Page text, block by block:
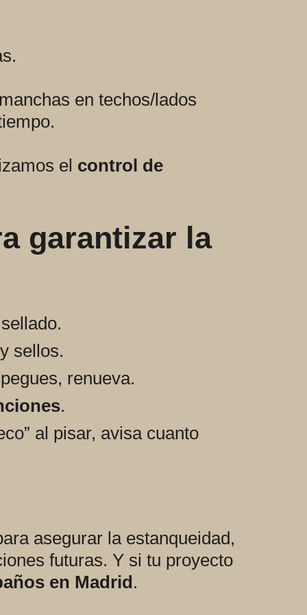
en techos/lados
el control de
garantizar la
sellos.
renueva.
.
al pisar, avisa cuanto
asegurar la estanqueidad,
futuras. Y si tu proyecto
en Madrid.